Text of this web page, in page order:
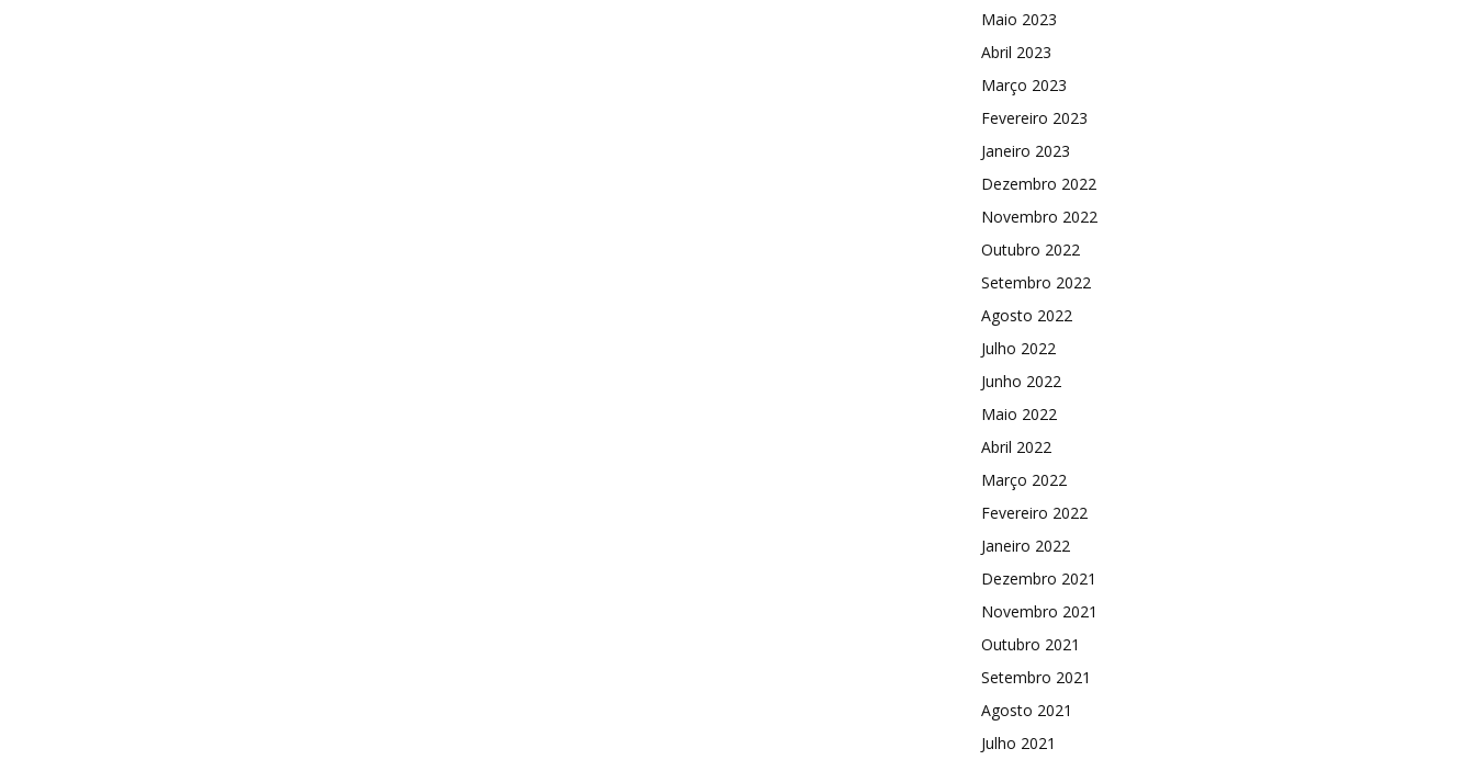
Maio 2023
Abril 2023
Março 2023
Fevereiro 2023
Janeiro 2023
Dezembro 2022
Novembro 2022
Outubro 2022
Setembro 2022
Agosto 2022
Julho 2022
Junho 2022
Maio 2022
Abril 2022
Março 2022
Fevereiro 2022
Janeiro 2022
Dezembro 2021
Novembro 2021
Outubro 2021
Setembro 2021
Agosto 2021
Julho 2021